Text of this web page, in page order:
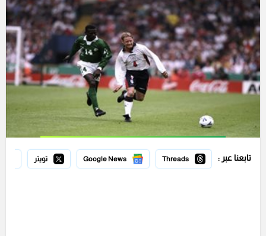
تابعنا عبر : Threads
Google News تويتر